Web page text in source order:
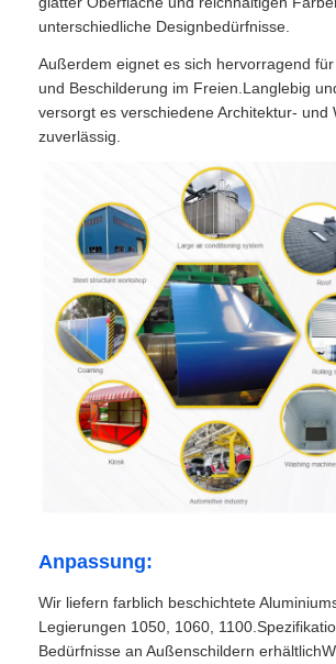
unterschiedliche Designbedürfnisse.
Außerdem eignet es sich hervorragend
und Beschilderung im Freien.Langlebig
versorgt es verschiedene Architektur- und
zuverlässig.
Anpassung:
Wir liefern farblich beschichtete
Legierungen 1050, 1060,
Bedürfnisse an Außenschildern